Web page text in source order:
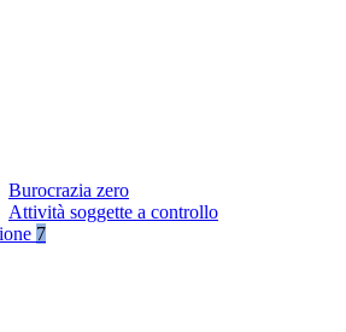
Burocrazia zero
Attività soggette a controllo
7